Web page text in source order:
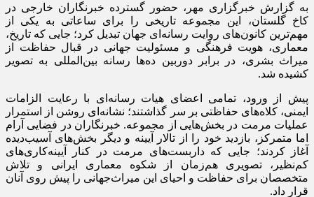
به گزارش خبرگزاری مهر، حضور گسترده خبرنگاران خارجی در
کاخ گلستان، این مجموعه تاریخی را برای ساعاتی به یکی از
مهم‌ترین کانون‌های روایت رسانه‌ای جهان تبدیل کرد؛ جایی که تاریخ،
معماری، هویت فرهنگی و مسئولیت جهانی در قبال حفاظت از
میراث بشری، در برابر دوربین ده‌ها رسانه بین‌المللی به تصویر
کشیده شد.
پیش از ورود، تمامی اعضای هیات رسانه‌ای با رعایت الزامات
ایمنی، کلاه‌های حفاظتی بر سر گذاشتند؛ نشانه‌ای روشن از استمرار
عملیات مرمت در بخش‌هایی از مجموعه. خبرنگاران در فضایی آرام
اما متمرکز، بازدید خود را از تالار آیینه و دیگر بخش‌های آسیب‌دیده
آغاز کردند؛ جایی که داربست‌های مرمت در کنار آیینه‌کاری‌های
کم‌نظیر، تصویری هم‌زمان از شکوه معماری ایرانی و تلاش
متخصصان برای حفاظت و احیای این میراث‌جهانی را پیش روی آنان
قرار داد.